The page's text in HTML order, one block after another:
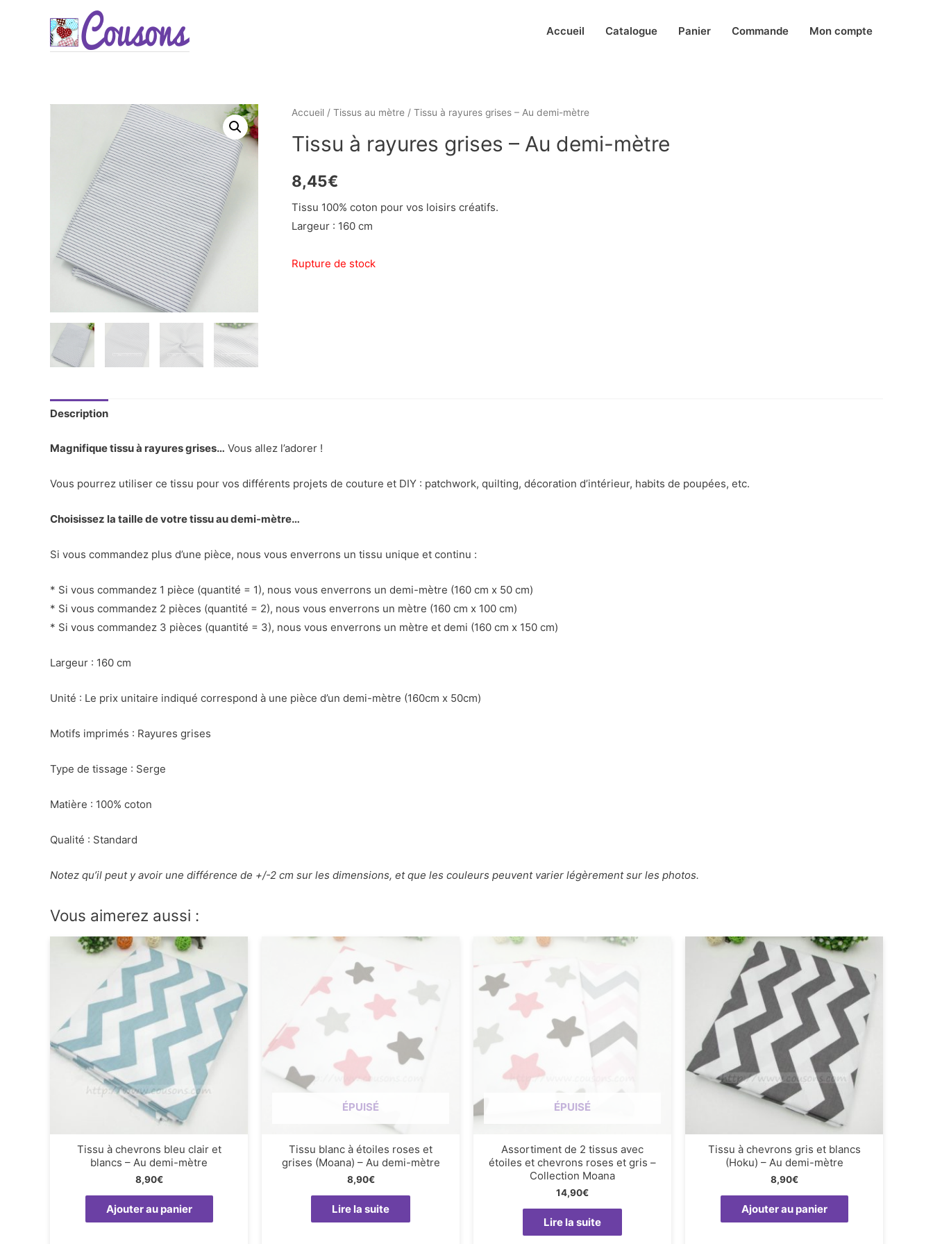
Accueil Catalogue Panier Commande Mon compte
Accueil / Tissus au mètre / Tissu à rayures grises – Au demi-mètre
Tissu à rayures grises – Au demi-mètre
8,45€
Tissu 100% coton pour vos loisirs créatifs.
Largeur : 160 cm
Rupture de stock
Description
Magnifique tissu à rayures grises… Vous allez l’adorer !
Vous pourrez utiliser ce tissu pour vos différents projets de couture et DIY : patchwork, quilting, décoration d’intérieur, habits de poupées, etc.
Choisissez la taille de votre tissu au demi-mètre…
Si vous commandez plus d’une pièce, nous vous enverrons un tissu unique et continu :
* Si vous commandez 1 pièce (quantité = 1), nous vous enverrons un demi-mètre (160 cm x 50 cm)
* Si vous commandez 2 pièces (quantité = 2), nous vous enverrons un mètre (160 cm x 100 cm)
* Si vous commandez 3 pièces (quantité = 3), nous vous enverrons un mètre et demi (160 cm x 150 cm)
Largeur : 160 cm
Unité : Le prix unitaire indiqué correspond à une pièce d’un demi-mètre (160cm x 50cm)
Motifs imprimés : Rayures grises
Type de tissage : Serge
Matière : 100% coton
Qualité : Standard
Notez qu’il peut y avoir une différence de +/-2 cm sur les dimensions, et que les couleurs peuvent varier légèrement sur les photos.
Vous aimerez aussi :
Tissu à chevrons bleu clair et
blancs – Au demi-mètre
8,90€
Ajouter au panier
ÉPUISÉ
Tissu blanc à étoiles roses et
grises (Moana) – Au demi-mètre
8,90€
Lire la suite
ÉPUISÉ
Assortiment de 2 tissus avec
étoiles et chevrons roses et gris –
Collection Moana
14,90€
Lire la suite
Tissu à chevrons gris et blancs
(Hoku) – Au demi-mètre
8,90€
Ajouter au panier